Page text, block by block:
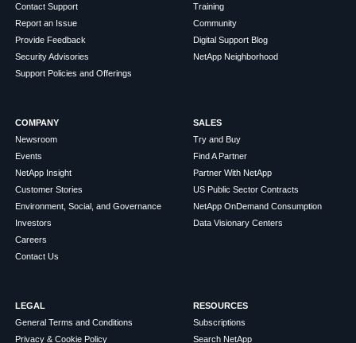
Contact Support
Report an Issue
Provide Feedback
Security Advisories
Support Policies and Offerings
Training
Community
Digital Support Blog
NetApp Neighborhood
COMPANY
Newsroom
Events
NetApp Insight
Customer Stories
Environment, Social, and Governance
Investors
Careers
Contact Us
SALES
Try and Buy
Find A Partner
Partner With NetApp
US Public Sector Contracts
NetApp OnDemand Consumption
Data Visionary Centers
LEGAL
General Terms and Conditions
Privacy & Cookie Policy
RESOURCES
Subscriptions
Search NetApp